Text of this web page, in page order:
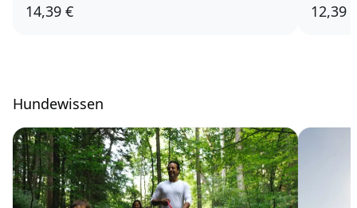
14,39 € 12,39
Hundewissen